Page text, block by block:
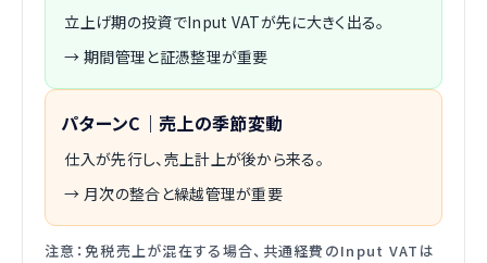
立上げ期の投資でInput VATが先に大きく出る。
→ 期間管理と証憑整理が重要
パターンC｜売上の季節変動
仕入が先行し、売上計上が後から来る。
→ 月次の整合と繰越管理が重要
注意：免税売上が混在する場合、共通経費のInput VATは